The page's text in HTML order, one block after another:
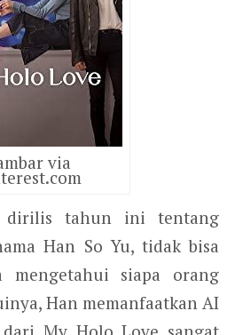
via
tahun ini tentang
Han So Yu, tidak bisa
mengetahui siapa orang
Han memanfaatkan AI